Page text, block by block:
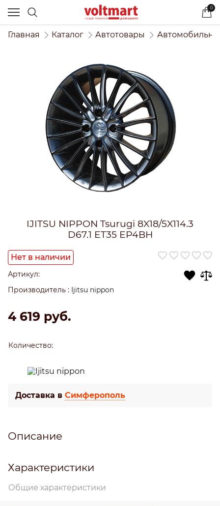
0
Главная Каталог Автотовары
IJITSU NIPPON Tsurugi 8X18/5X114.3
D67.1 ET35 EP4BH
Нет в наличии
Артикул:
Производитель : Ijitsu nippon
4 619 руб.
Количество:
Доставка в Симферополь
Описание
Характеристики
Общие характеристики